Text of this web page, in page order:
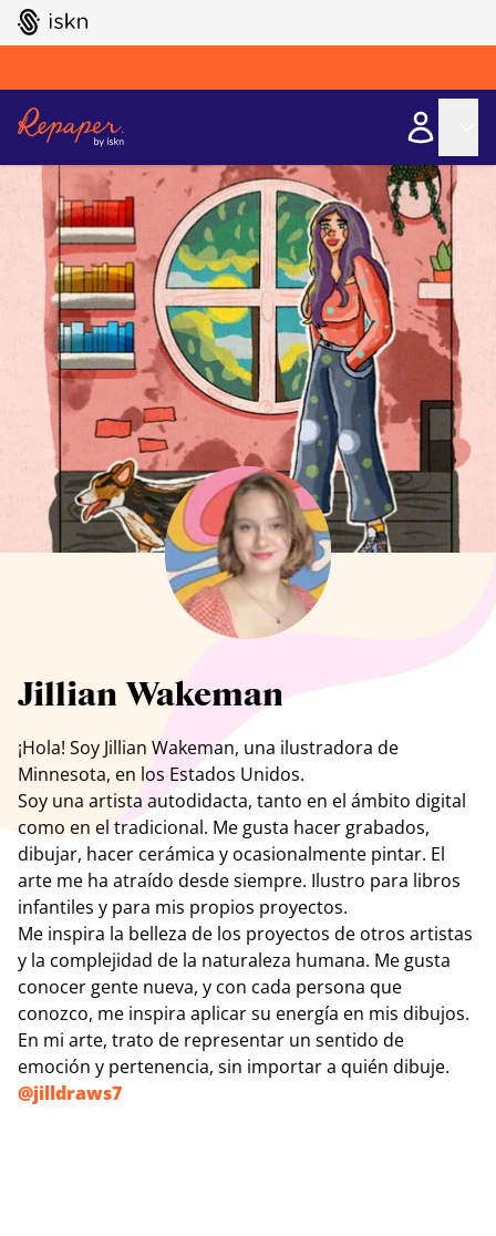
GO TO ISKN HOME
Ver todos los artistas
Jillian Wakeman
¡Hola! Soy Jillian Wakeman, una ilustradora de
Minnesota, en los Estados Unidos.
Soy una artista autodidacta, tanto en el ámbito digital
como en el tradicional. Me gusta hacer grabados,
dibujar, hacer cerámica y ocasionalmente pintar. El
arte me ha atraído desde siempre. Ilustro para libros
infantiles y para mis propios proyectos.
Me inspira la belleza de los proyectos de otros artistas
y la complejidad de la naturaleza humana. Me gusta
conocer gente nueva, y con cada persona que
conozco, me inspira aplicar su energía en mis dibujos.
En mi arte, trato de representar un sentido de
emoción y pertenencia, sin importar a quién dibuje.
@jilldraws7